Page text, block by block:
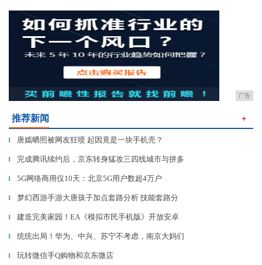
广告
推荐新闻 ＋
▎ 唐嫣晒照被网友狂喷 起因竟是一块手机壳？
▎ 完成腾讯续约后，京东转身猛攻三四线城市与拼多
▎ 5G网络商用仅10天：北京5G用户数超4万户
▎ 梦幻西游手游大唐孩子加点套路分析 技能套路分
▎ 建造完美家园！EA《模拟市民手机版》开放安卓
▎ 统统出局！华为、中兴、苏宁不考虑，南京大妈们
▎ 玩转微信手Q购物和京东微店